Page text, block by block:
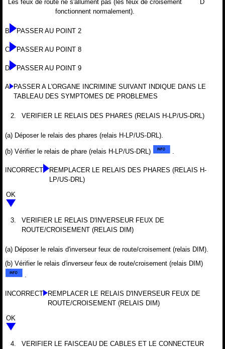
Les feux de route ne s'allument pas (les feux de croisement
fonctionnent normalement).
D
B PASSER AU POINT 2
C PASSER AU POINT 8
D PASSER AU POINT 9
A
PASSER A L'ORGANE INCRIMINE SUIVANT INDIQUE DANS LE
TABLEAU DES SYMPTOMES DE PROBLEMES
2. VERIFIER LE RELAIS DES PHARES (RELAIS H-LP/US-DRL)
(a) Déposer le relais des phares (relais H-LP/US-DRL).
(b) Vérifier le relais de phare (relais H-LP/US-DRL) .
INCORRECT
REMPLACER LE RELAIS DES PHARES (RELAIS H-
LP/US-DRL)
OK
3.
VERIFIER LE RELAIS D'INVERSEUR FEUX DE
ROUTE/CROISEMENT (RELAIS DIM)
(a) Déposer le relais d'inverseur feux de route/croisement (relais DIM).
(b) Vérifier le relais d'inverseur feux de route/croisement (relais DIM)
.
INCORRECT
REMPLACER LE RELAIS D'INVERSEUR FEUX DE
ROUTE/CROISEMENT (RELAIS DIM)
OK
4.
VERIFIER LE FAISCEAU DE CABLES ET LE CONNECTEUR